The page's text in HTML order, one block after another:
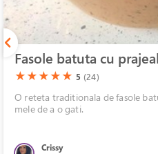
Fasole batuta cu
(*)
★(*)
★(*)
★(*)
★(*)
★ 5 (24)
O reteta traditionala de fasole
mele de a o gati.
Crissy